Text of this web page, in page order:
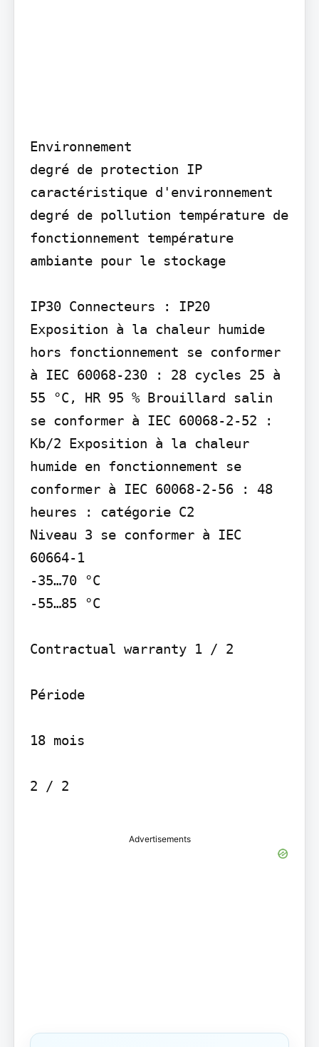
Environnement
degré de protection IP
caractéristique d'environnement
degré de pollution température de
fonctionnement température
ambiante pour le stockage
IP30 Connecteurs : IP20
Exposition à la chaleur humide
hors fonctionnement se conformer
à IEC 60068-230 : 28 cycles 25 à
55 °C, HR 95 % Brouillard salin
se conformer à IEC 60068-2-52 :
Kb/2 Exposition à la chaleur
humide en fonctionnement se
conformer à IEC 60068-2-56 : 48
heures : catégorie C2
Niveau 3 se conformer à IEC
60664-1
-35…70 °C
-55…85 °C
Contractual warranty 1 / 2
Période
18 mois
2 / 2
Advertisements